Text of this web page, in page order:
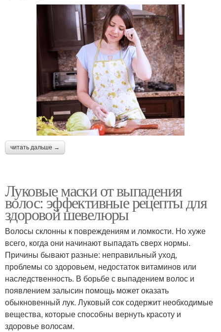
читать дальше →
Луковые маски от выпадения
волос: эффективные рецепты для
здоровой шевелюры
Волосы склонны к повреждениям и ломкости. Но хуже
всего, когда они начинают выпадать сверх нормы.
Причины бывают разные: неправильный уход,
проблемы со здоровьем, недостаток витаминов или
наследственность. В борьбе с выпадением волос и
появлением залысин помощь может оказать
обыкновенный лук. Луковый сок содержит необходимые
вещества, которые способны вернуть красоту и
здоровье волосам.